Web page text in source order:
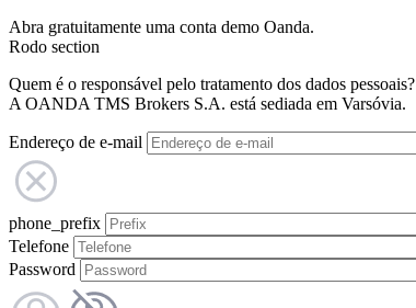
Abra gratuitamente uma conta demo Oanda.
Rodo section
Quem é o responsável pelo tratamento dos dados pessoais?
A OANDA TMS Brokers S.A. está sediada em Varsóvia.
Endereço de e-mail
phone_prefix
Telefone
Password